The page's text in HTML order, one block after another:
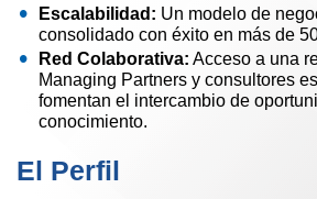
Escalabilidad: Un modelo de
consolidado con éxito en más de
Red Colaborativa: Acceso a una
Managing Partners y consultores
fomentan el intercambio de
conocimiento.
El Perfil